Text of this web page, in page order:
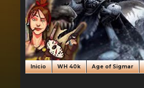
Inicio WH 40k Age of Sigmar